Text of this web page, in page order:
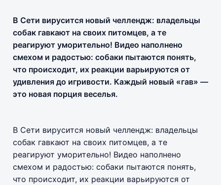
В Сети вирусится новый челлендж: владельцы
собак гавкают на своих питомцев, а те
реагируют уморительно! Видео наполнено
смехом и радостью: собаки пытаются понять,
что происходит, их реакции варьируются от
удивления до игривости. Каждый новый «гав» —
это новая порция веселья.
В Сети вирусится новый челлендж: владельцы
собак гавкают на своих питомцев, а те
реагируют уморительно! Видео наполнено
смехом и радостью: собаки пытаются понять,
что происходит, их реакции варьируются от